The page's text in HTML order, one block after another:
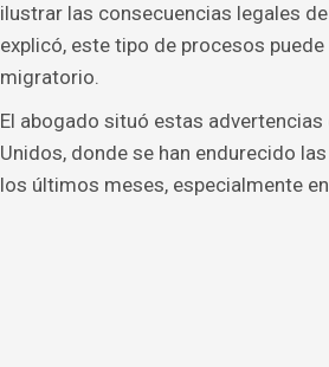
ilustrar las consecuencias legales
explicó, este tipo de procesos
migratorio.
El abogado situó estas
Unidos, donde se han endurecido
los últimos meses, especialmente